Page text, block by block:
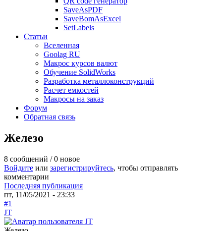
SaveAsPDF
SaveBomAsExcel
SetLabels
Статьи
Вселенная
Goolag RU
Макрос курсов валют
Обучение SolidWorks
Разработка металлоконструкций
Расчет емкостей
Макросы на заказ
Форум
Обратная связь
Железо
8 сообщений / 0 новое
Войдите или зарегистрируйтесь, чтобы отправлять
комментарии
Последняя публикация
пт, 11/05/2021 - 23:33
#1
JT